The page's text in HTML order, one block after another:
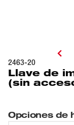
2463-20
Llave de
(sin
Opciones de